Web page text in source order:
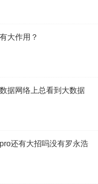
大作用？
据网络上总看到大数据
还有大招吗没有罗永浩